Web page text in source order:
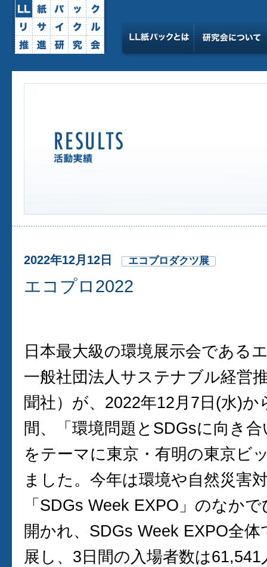
2022年12月12日 エコプロダクツ展
エコプロ2022
日本最大級の環境展示会である
一般社団法人サステナブル経営
聞社）が、2022年12月7日(水)
間、「環境問題とSDGsに向き
をテーマに東京・有明の東京ビ
ました。今年は環境や自然災害
「SDGs Week EXPO」のなか
開かれ、SDGs Week EXPO全
展し、3日間の入場者数は